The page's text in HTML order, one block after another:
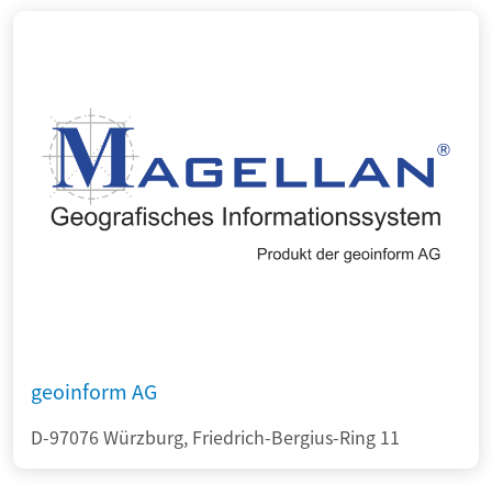
geoinform AG
D-97076 Würzburg, Friedrich-Bergius-Ring 11